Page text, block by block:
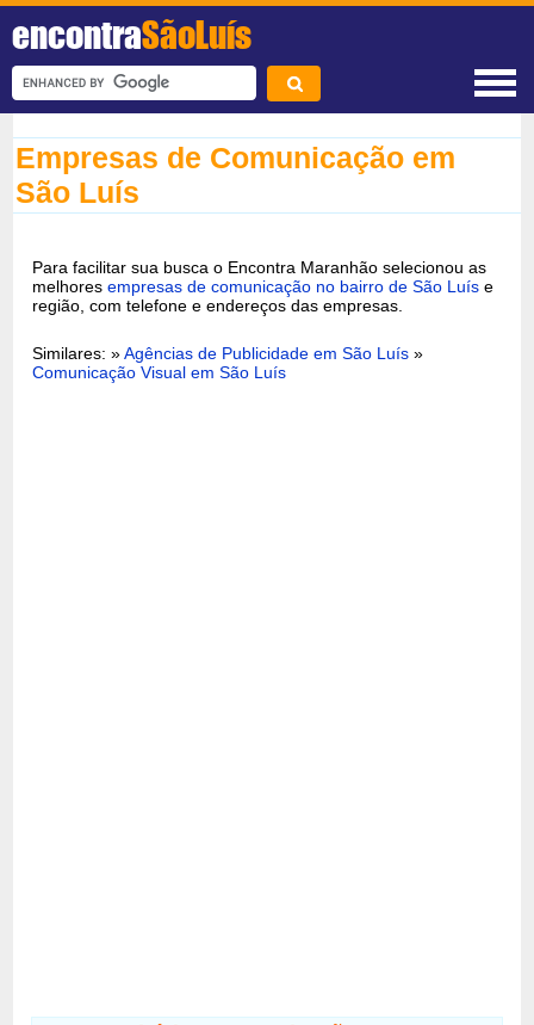
encontraSãoLuís
Empresas de Comunicação em
São Luís
Para facilitar sua busca o Encontra Maranhão selecionou as
melhoresempresas de comunicação no bairro de São Luís e
região, com telefone e endereços das empresas.
Similares: »Agências de Publicidade em São Luís »
Comunicação Visual em São Luís